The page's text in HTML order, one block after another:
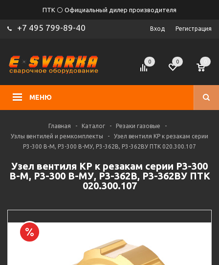
ПТК ⚪ Официальный дилер производителя
+7 495 799-89-40 Вход Регистрация
МЕНЮ
0 0
Главная - Каталог - Резаки газовые
-
Узлы вентилей и ремкомплекты
-
Узел вентиля КР к резакам серии
Р3-300 B-М, Р3-300 B-МУ, P3-362B, P3-362BУ ПТК 020.300.107
Узел вентиля КР к резакам серии Р3-300
B-М, Р3-300 B-МУ, P3-362B, P3-362BУ ПТК
020.300.107